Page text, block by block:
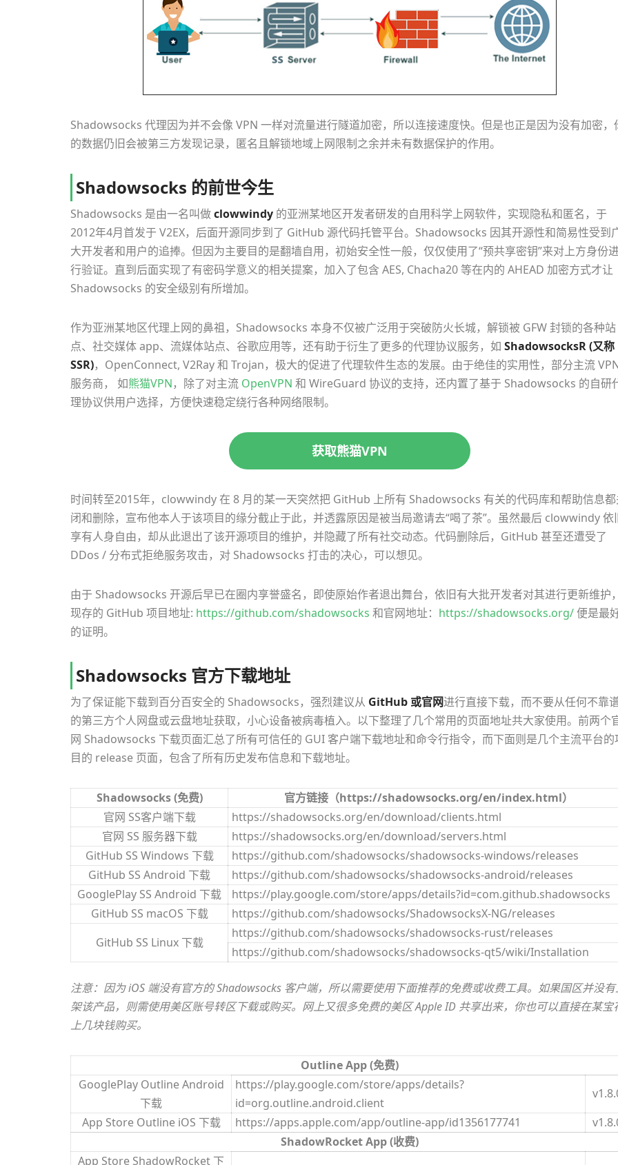
Shadowsocks 代理因为并不会像 VPN 一样对流量进行隧道加密，所以连接速度快。但是也正是因为没有加密，
的数据仍旧会被第三方发现记录，匿名且解锁地域上网限制之余并未有数据保护的作用。
Shadowsocks 的前世今生
Shadowsocks 是由一名叫做clowwindy 的亚洲某地区开发者研发的自用科学上网软件，实现隐私和匿名，于
2012年4月首发于 V2EX，后面开源同步到了 GitHub 源代码托管平台。Shadowsocks 因其开源性和简易性受到
大开发者和用户的追捧。但因为主要目的是翻墙自用，初始安全性一般，仅仅使用了“预共享密钥”来对上方身份
行验证。直到后面实现了有密码学意义的相关提案，加入了包含 AES, Chacha20 等在内的 AHEAD 加密方式才让
Shadowsocks 的安全级别有所增加。
作为亚洲某地区代理上网的鼻祖，Shadowsocks 本身不仅被广泛用于突破防火长城，解锁被 GFW 封锁的各种站
点、社交媒体 app、流媒体站点、谷歌应用等，还有助于衍生了更多的代理协议服务，如 ShadowsocksR (又称
SSR)，OpenConnect, V2Ray 和 Trojan，极大的促进了代理软件生态的发展。由于绝佳的实用性，部分主流
服务商， 如熊猫VPN，除了对主流 OpenVPN 和 WireGuard 协议的支持，还内置了基于 Shadowsocks 的自研
理协议供用户选择，方便快速稳定绕行各种网络限制。
获取熊猫VPN
时间转至2015年，clowwindy 在 8 月的某一天突然把 GitHub 上所有 Shadowsocks 有关的代码库和帮助信息
闭和删除，宣布他本人于该项目的缘分截止于此，并透露原因是被当局邀请去“喝了茶”。虽然最后 clowwindy 依
享有人身自由，却从此退出了该开源项目的维护，并隐藏了所有社交动态。代码删除后，GitHub 甚至还遭受了
DDos / 分布式拒绝服务攻击，对 Shadowsocks 打击的决心，可以想见。
由于 Shadowsocks 开源后早已在圈内享誉盛名，即使原始作者退出舞台，依旧有大批开发者对其进行更新维护
现存的 GitHub 项目地址: https://github.com/shadowsocks 和官网地址： https://shadowsocks.org/便是最
的证明。
Shadowsocks 官方下载地址
为了保证能下载到百分百安全的 Shadowsocks，强烈建议从 GitHub 或官网进行直接下载，而不要从任何不靠
的第三方个人网盘或云盘地址获取，小心设备被病毒植入。以下整理了几个常用的页面地址共大家使用。前两个
网 Shadowsocks 下载页面汇总了所有可信任的 GUI 客户端下载地址和命令行指令，而下面则是几个主流平台的
目的 release 页面，包含了所有历史发布信息和下载地址。
Shadowsocks (免费)
官方链接（https://shadowsocks.org/en/index.html）
官网 SS客户端下载
https://shadowsocks.org/en/download/clients.html
官网 SS 服务器下载
https://shadowsocks.org/en/download/servers.html
GitHub SS Windows 下载
https://github.com/shadowsocks/shadowsocks-windows/releases
GitHub SS Android 下载
https://github.com/shadowsocks/shadowsocks-android/releases
GooglePlay SS Android 下载
https://play.google.com/store/apps/details?id=com.github.shadowsocks
GitHub SS macOS 下载
https://github.com/shadowsocks/ShadowsocksX-NG/releases
GitHub SS Linux 下载
https://github.com/shadowsocks/shadowsocks-rust/releases
https://github.com/shadowsocks/shadowsocks-qt5/wiki/Installation
注意：因为 iOS 端没有官方的 Shadowsocks 客户端，所以需要使用下面推荐的免费或收费工具。如果国区并没有
架该产品，则需使用美区账号转区下载或购买。网上又很多免费的美区 Apple ID 共享出来，你也可以直接在某宝
上几块钱购买。
Outline App (免费)
GooglePlay Outline Android
下载
https://play.google.com/store/apps/details?
id=org.outline.android.client
App Store Outline iOS 下载
https://apps.apple.com/app/outline-app/id1356177741
ShadowRocket App (收费)
App Store ShadowRocket 下